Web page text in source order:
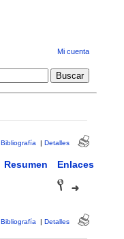
Mi cuenta
Bibliografía | Detalles
Resumen Enlaces
Bibliografía | Detalles